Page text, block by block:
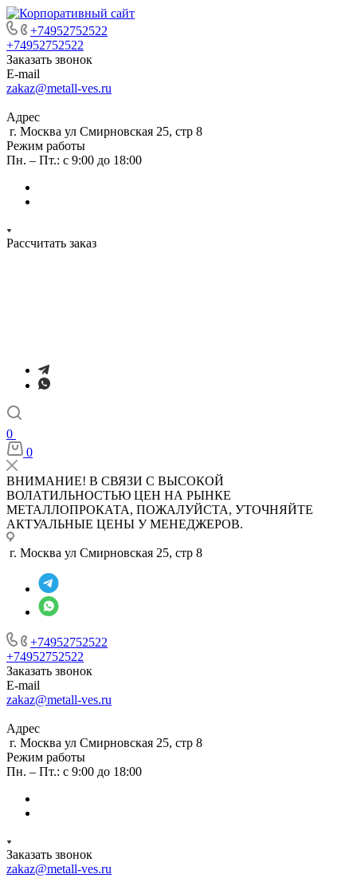
+74952752522
+74952752522
Заказать звонок
E-mail
zakaz@metall-ves.ru
Адрес
г. Москва ул Смирновская 25, стр 8
Режим работы
Пн. – Пт.: с 9:00 до 18:00
Рассчитать заказ
0
0
ВНИМАНИЕ! В СВЯЗИ С ВЫСОКОЙ
ВОЛАТИЛЬНОСТЬЮ ЦЕН НА РЫНКЕ
МЕТАЛЛОПРОКАТА, ПОЖАЛУЙСТА, УТОЧНЯЙТЕ
АКТУАЛЬНЫЕ ЦЕНЫ У МЕНЕДЖЕРОВ.
г. Москва ул Смирновская 25, стр 8
+74952752522
+74952752522
Заказать звонок
E-mail
zakaz@metall-ves.ru
Адрес
г. Москва ул Смирновская 25, стр 8
Режим работы
Пн. – Пт.: с 9:00 до 18:00
Заказать звонок
zakaz@metall-ves.ru